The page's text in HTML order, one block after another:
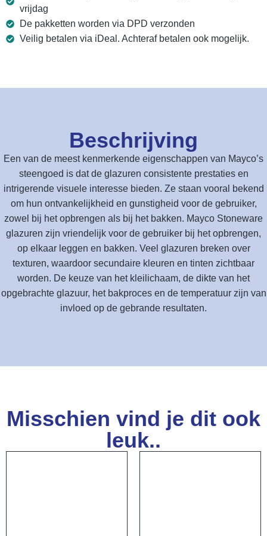
vrijdag
De pakketten worden via DPD verzonden
Veilig betalen via iDeal. Achteraf betalen ook mogelijk.
Beschrijving
Een van de meest kenmerkende eigenschappen van Mayco’s
steengoed is dat de glazuren consistente prestaties en
intrigerende visuele interesse bieden. Ze staan vooral bekend
om hun ontvankelijkheid en gunstigheid voor de gebruiker,
zowel bij het opbrengen als bij het bakken. Mayco Stoneware
glazuren zijn vriendelijk voor de gebruiker bij het opbrengen,
op elkaar leggen en bakken. Veel glazuren breken over
texturen, waardoor secundaire kleuren en tinten zichtbaar
worden. De keuze van het kleilichaam, de dikte van het
opgebrachte glazuur, het bakproces en de temperatuur zijn van
invloed op de gebrande resultaten.
Misschien vind je dit ook
leuk..